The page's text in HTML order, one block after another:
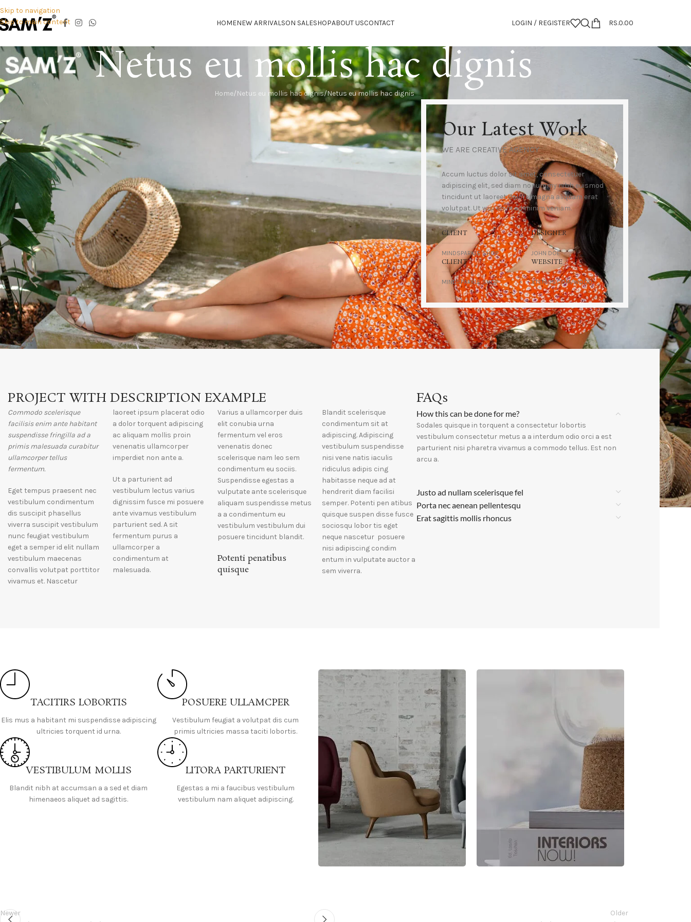
Skip to navigation
Skip to main content
HOMENEW ARRIVALSON SALESHOPABOUT USCONTACT LOGIN / REGISTER RS.0.00
Netus eu mollis hac dignis
Home Netus eu mollis hac dignis Netus eu mollis hac dignis
Our Latest Work
WE ARE CREATIVE AGENCY
Accum luctus dolor sit amet, consectetuer
adipiscing elit, sed diam nonummy nibh euismod
tincidunt ut laoreet dolore magna aliquam erat
volutpat. Ut wisi enim ad minim veniam.
CLIENT
MINDSPARKLE SHOP
DESIGNER
JOHN DOE
CLIENT
MINDSPARKLE SHOP
WEBSITE
XTEMOS.COM/WOOD
PROJECT WITH DESCRIPTION EXAMPLE
Commodo scelerisque
facilisis enim ante habitant
suspendisse fringilla ad a
primis malesuada curabitur
ullamcorper tellus
fermentum.
Eget tempus praesent nec
vestibulum condimentum
dis suscipit phasellus
viverra suscipit vestibulum
nunc feugiat vestibulum
eget a semper id elit nullam
vestibulum maecenas
convallis volutpat porttitor
vivamus et. Nascetur
laoreet ipsum placerat odio
a dolor torquent adipiscing
ac aliquam mollis proin
venenatis ullamcorper
imperdiet non ante a.
Ut a parturient ad
vestibulum lectus varius
dignissim fusce mi posuere
ante vivamus vestibulum
parturient sed. A sit
fermentum purus a
ullamcorper a
condimentum at
malesuada.
Varius a ullamcorper duis
elit conubia urna
fermentum vel eros
venenatis donec
scelerisque nam leo sem
condimentum eu sociis.
Suspendisse egestas a
vulputate ante scelerisque
aliquam suspendisse metus
a a condimentum eu
vestibulum vestibulum dui
posuere tincidunt blandit.
Potenti penatibus
quisque
Blandit scelerisque
condimentum sit at
adipiscing. Adipiscing
vestibulum suspendisse
nisi vene natis iaculis
ridiculus adipis cing
habitasse neque ad at
hendrerit diam facilisi
semper. Potenti pen atibus
quisque suspen disse fusce
sociosqu lobor tis eget
neque nascetur posuere
nisi adipiscing condim
entum in vulputate auctor a
sem viverra.
FAQs
How this can be done for me?
Sodales quisque in torquent a consectetur lobortis
vestibulum consectetur metus a a interdum odio orci a est
parturient nisi pharetra vivamus a commodo tellus. Est non
arcu a.
Justo ad nullam scelerisque fel
Porta nec aenean pellentesqu
Erat sagittis mollis rhoncus
TACITIRS LOBORTIS
Elis mus a habitant mi suspendisse adipiscing
ultricies torquent id urna.
VESTIBULUM MOLLIS
Blandit nibh at accumsan a a sed et diam
himenaeos aliquet ad sagittis.
POSUERE ULLAMCPER
Vestibulum feugiat a volutpat dis cum
primis ultricies massa taciti lobortis.
LITORA PARTURIENT
Egestas a mi a faucibus vestibulum
vestibulum nam aliquet adipiscing.
Newer Older